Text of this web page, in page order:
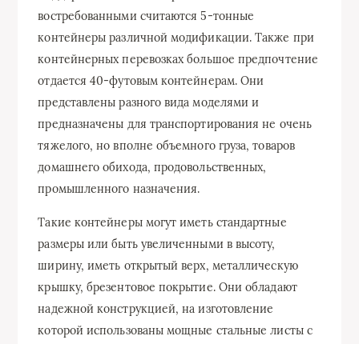
востребованными считаются 5-тонные
контейнеры различной модификации. Также при
контейнерных перевозках большое предпочтение
отдается 40-футовым контейнерам. Они
представлены разного вида моделями и
предназначены для транспортирования не очень
тяжелого, но вполне объемного груза, товаров
домашнего обихода, продовольственных,
промышленного назначения.
Такие контейнеры могут иметь стандартные
размеры или быть увеличенными в высоту,
ширину, иметь открытый верх, металлическую
крышку, брезентовое покрытие. Они обладают
надежной конструкцией, на изготовление
которой использованы мощные стальные листы с